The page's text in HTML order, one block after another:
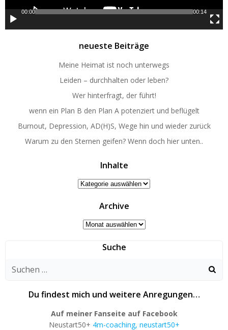
00:00 00:14
neueste Beiträge
Meine Heimat ist noch unterwegs
Leiden – durchhalten oder leben?
Wer hinterfragt, der führt!
wenn ein Plan B den Plan A potenziert und beflügelt
Burnout, Depression, AD(H)S, Wege hin und wieder zurück
Warum zu den Sternen geifen? Wenn doch hier unten..
Inhalte
Inhalte
Archive
Archive
Suche
Du findest mich und weitere Anregungen…
Auf meiner Fanseite auf Facebook
Neustart50+ 4m-coaching, neustart50+